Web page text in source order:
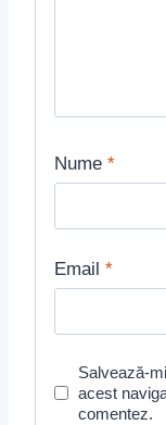
Nume *
Email *
Salvează-
acest
comentez.